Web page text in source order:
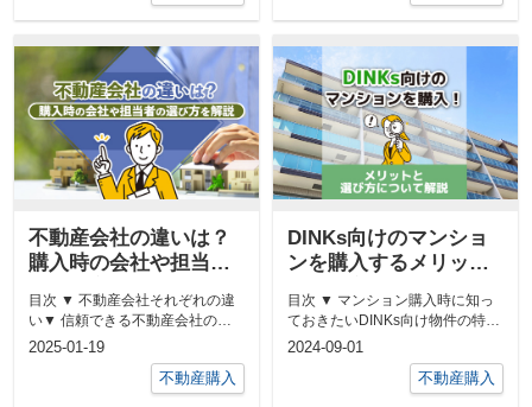
不動産会社の違いは？
購入時の会社や担当者
の選び方を解説
目次 ▼ 不動産会社それぞれの違
い▼ 信頼できる不動産会社の選
び方▼ 不動産会社の担当者が信
2025-01-19
不動産購入
DINKs向けのマンショ
ンを購入するメリット
と選び方について解説
目次 ▼ マンション購入時に知っ
ておきたいDINKs向け物件の特徴
とは▼ DINKs向けのマンシ...
2024-09-01
不動産購入